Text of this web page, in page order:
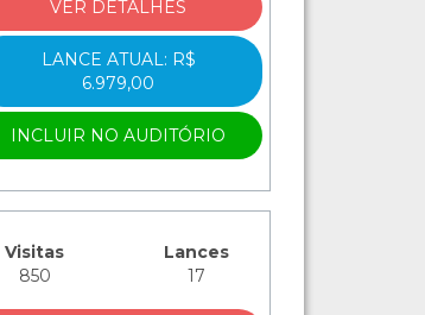
VER DETALHES
LANCE ATUAL: R$
6.979,00
INCLUIR NO AUDITÓRIO
Visitas
850
Lances
17